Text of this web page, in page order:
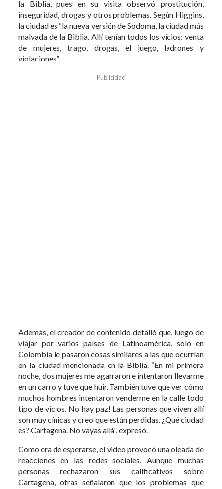
la Biblia, pues en su visita observó prostitución,
inseguridad, drogas y otros problemas. Según Higgins,
la ciudad es “la nueva versión de Sodoma, la ciudad más
malvada de la Biblia. Allí tenían todos los vicios: venta
de mujeres, trago, drogas, el juego, ladrones y
violaciones”.
Publicidad
Además, el creador de contenido detalló que, luego de
viajar por varios países de Latinoamérica, solo en
Colombia le pasaron cosas similares a las que ocurrían
en la ciudad mencionada en la Biblia. “En mi primera
noche, dos mujeres me agarraron e intentaron llevarme
en un carro y tuve que huir. También tuve que ver cómo
muchos hombres intentaron venderme en la calle todo
tipo de vicios. No hay paz! Las personas que viven allí
son muy cínicas y creo que están perdidas. ¿Qué ciudad
es? Cartagena. No vayas allá”, expresó.
Como era de esperarse, el video provocó una oleada de
reacciones en las redes sociales. Aunque muchas
personas rechazaron sus calificativos sobre
Cartagena, otras señalaron que los problemas que